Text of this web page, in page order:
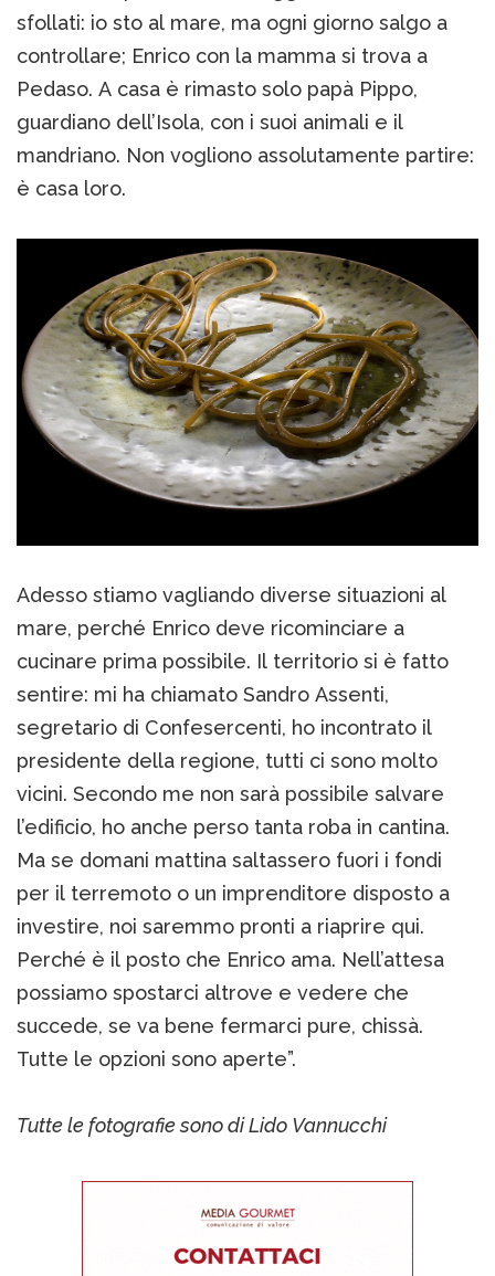
sfollati: io sto al mare, ma ogni giorno salgo a
controllare; Enrico con la mamma si trova a
Pedaso. A casa è rimasto solo papà Pippo,
guardiano dell’Isola, con i suoi animali e il
mandriano. Non vogliono assolutamente partire:
è casa loro.
Adesso stiamo vagliando diverse situazioni al
mare, perché Enrico deve ricominciare a
cucinare prima possibile. Il territorio si è fatto
sentire: mi ha chiamato Sandro Assenti,
segretario di Confesercenti, ho incontrato il
presidente della regione, tutti ci sono molto
vicini. Secondo me non sarà possibile salvare
l’edificio, ho anche perso tanta roba in cantina.
Ma se domani mattina saltassero fuori i fondi
per il terremoto o un imprenditore disposto a
investire, noi saremmo pronti a riaprire qui.
Perché è il posto che Enrico ama. Nell’attesa
possiamo spostarci altrove e vedere che
succede, se va bene fermarci pure, chissà.
Tutte le opzioni sono aperte”.
Tutte le fotografie sono di Lido Vannucchi